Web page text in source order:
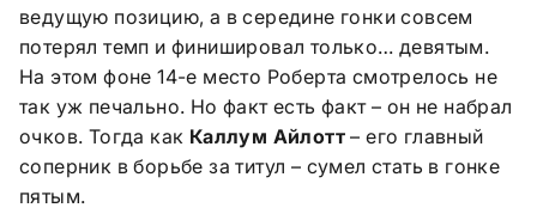
ведущую позицию, а в середине гонки совсем
потерял темп и финишировал только… девятым.
На этом фоне 14-е место Роберта смотрелось не
так уж печально. Но факт есть факт – он не набрал
очков. Тогда как Каллум Айлотт – его главный
соперник в борьбе за титул – сумел стать в гонке
пятым.